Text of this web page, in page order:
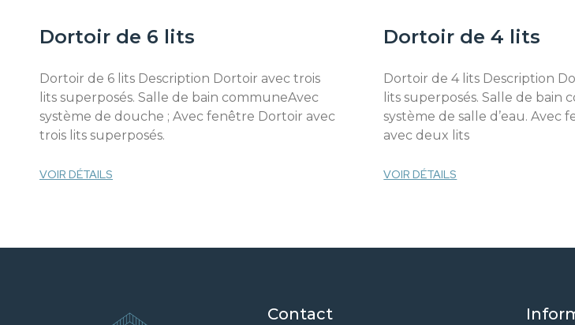
Dortoir de 6 lits
Dortoir de 6 lits Description Dortoir avec trois
lits superposés. Salle de bain communeAvec
système de douche ; Avec fenêtre Dortoir avec
trois lits superposés.
VOIR DÉTAILS
Dortoir de 4 lits
Dortoir de 4 lits Description
lits superposés. Salle de bain
système de salle d’eau. Avec
avec deux lits
VOIR DÉTAILS
Contact